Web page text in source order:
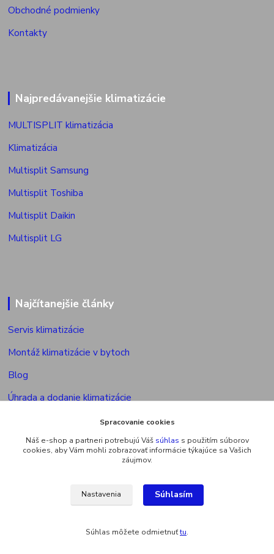
Obchodné podmienky
Kontakty
Najpredávanejšie klimatizácie
MULTISPLIT klimatizácia
Klimatizácia
Multisplit Samsung
Multisplit Toshiba
Multisplit Daikin
Multisplit LG
Najčítanejšie články
Servis klimatizácie
Montáž klimatizácie v bytoch
Blog
Úhrada a dodanie klimatizácie
Povolenie na montáž klimatizácie
Výkon vonkajšej jed. multisplitu
Upravit sběr cookies.
Spracovanie cookies
Náš e-shop a partneri potrebujú Váš súhlas s použitím súborov
cookies, aby Vám mohli zobrazovať informácie týkajúce sa Vašich
záujmov.
Nastavenia Súhlasím
Súhlas môžete odmietnuťtu.